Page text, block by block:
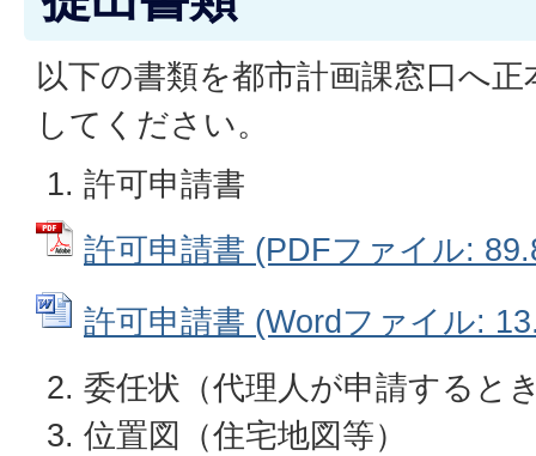
以下の書類を都市計画課窓口へ
してください。
許可申請書
許可申請書 (PDFファイル:
許可申請書 (Wordファイル:
委任状（代理人が申請すると
位置図（住宅地図等）